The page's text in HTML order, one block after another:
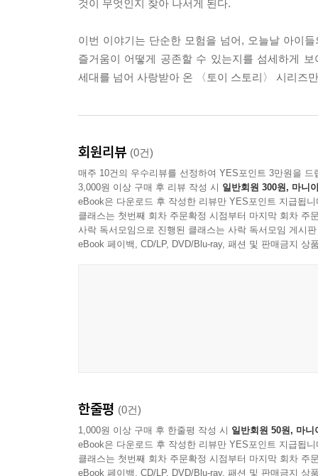
것이 무엇인지 찾아 나서게 된다.
이번 이야기는 단순한 모험을 넘어, 오늘날 아이
즐거움이 어떻게 공존할 수 있는지를 섬세하게
세대를 넘어 사랑받아 온 〈토이 스토리〉 시리즈
회원리뷰 (0건)
매주 10건의 우수리뷰를 선정하여 YES포인트 3만원을 드
3,000원 이상 구매 후 리뷰 작성 시 일반회원 300원, 마니
eBook은 다운로드 후 작성한 리뷰만 YES포인트 지급됩니
클래스는 첫번째 회차 주문확정 시점부터 마지막 회차 주
사락 독서모임으로 진행된 클래스는 사락 독서모임 게시
eBook 페이백, CD/LP, DVD/Blu-ray, 패션 및 판매금지 상
한줄평 (0건)
1,000원 이상 구매 후 한줄평 작성 시 일반회원 50원, 마니
eBook은 다운로드 후 작성한 리뷰만 YES포인트 지급됩니
클래스는 첫번째 회차 주문확정 시점부터 마지막 회차 주
eBook 페이백, CD/LP, DVD/Blu-ray, 패션 및 판매금지 상